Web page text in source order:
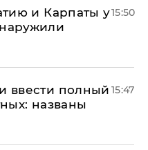
и Карпаты у15:50
ввести полный
названы
15:47